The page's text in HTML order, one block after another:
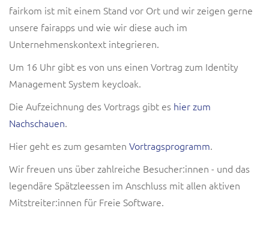
fairkom ist mit einem Stand vor Ort und wir zeigen gerne
unsere fairapps und wie wir diese auch im
Unternehmenskontext integrieren.
Um 16 Uhr gibt es von uns einen Vortrag zum Identity
Management System keycloak.
Die Aufzeichnung des Vortrags gibt es hier zum
Nachschauen.
Hier geht es zum gesamten Vortragsprogramm.
Wir freuen uns über zahlreiche Besucher:innen - und das
legendäre Spätzleessen im Anschluss mit allen aktiven
Mitstreiter:innen für Freie Software.